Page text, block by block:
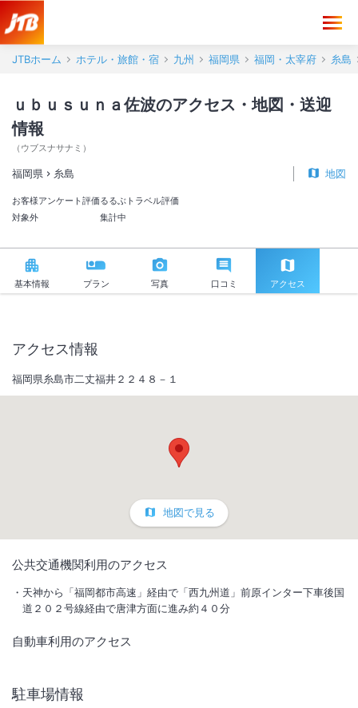
JTBホーム ホテル・旅館・宿 九州 福岡県 福岡・太宰府 糸島
ｕｂｕｓｕｎａ佐波のアクセス・地図・送迎
情報
（ ウブスナサナミ ）
福岡県 糸島 地図
お客様アンケート評価
対象外
るるぶトラベル評価
集計中
基本情報 プラン 写真 口コミ アクセス
満喫しながら心休まるひとときをお過ごしください。
アクセス情報
福岡県糸島市二丈福井２２４８－１
地図で見る
公共交通機関利用のアクセス
天神から「福岡都市高速」経由で「西九州道」前原インター下車後国
道２０２号線経由で唐津方面に進み約４０分
自動車利用のアクセス
駐車場情報